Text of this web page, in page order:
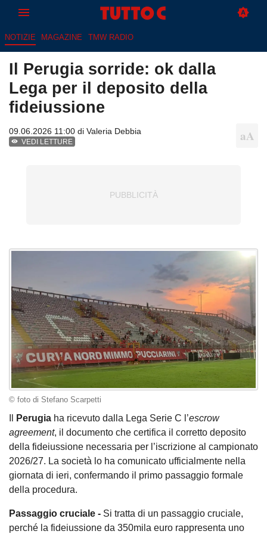
NOTIZIE MAGAZINE TMW RADIO
Il Perugia sorride: ok dalla
Lega per il deposito della
fideiussione
09.06.2026 11:00 di Valeria Debbia
VEDI LETTURE
© foto di Stefano Scarpetti
Perugia ha ricevuto dalla Lega Serie C l’escrow
agreement, il documento che certifica il corretto deposito
della fideiussione necessaria per l’iscrizione al campionato
2026/27. La società lo ha comunicato ufficialmente nella
giornata di ieri, confermando il primo passaggio formale
della procedura.
Passaggio cruciale - Si tratta di un passaggio cruciale,
perché la fideiussione da 350mila euro rappresenta uno